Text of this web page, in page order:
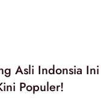
Asli Indonsia Ini
Populer!